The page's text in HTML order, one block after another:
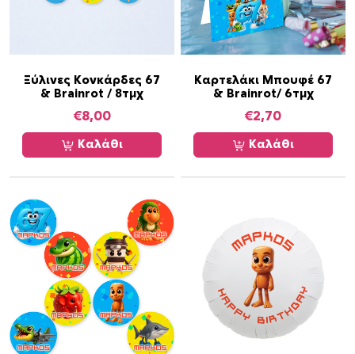
τ
Ξύλινες Κονκάρδες 67
& Brainrot / 8τμχ
€8,00
Καλάθι
Καρτελάκι Μπουφέ 67
& Brainrot/ 6τμχ
€2,70
Καλάθι